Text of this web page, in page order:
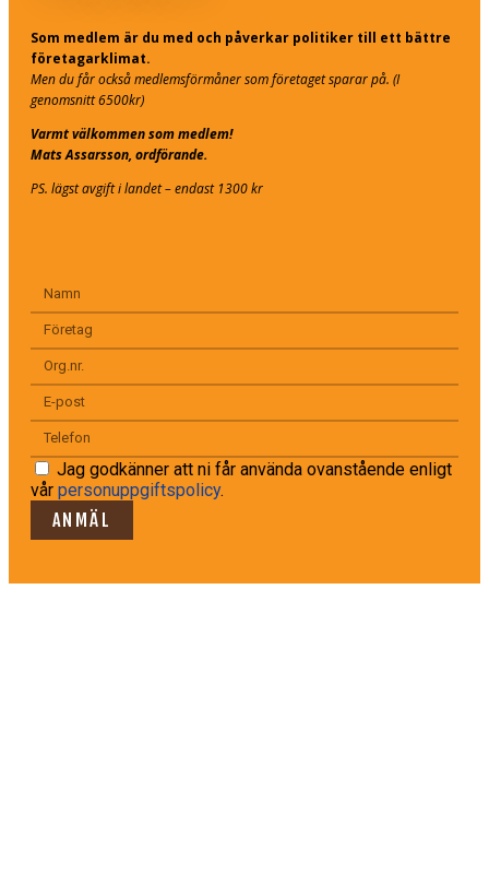
Som medlem är du med och påverkar politiker till ett bättre
företagarklimat.
Men du får också medlemsförmåner som företaget sparar på. (I
genomsnitt 6500kr)
Varmt välkommen som medlem!
Mats Assarsson, ordförande.
PS. lägst avgift i landet – endast 1300 kr
Jag godkänner att ni får använda ovanstående enligt
vår personuppgiftspolicy.
ANMÄL